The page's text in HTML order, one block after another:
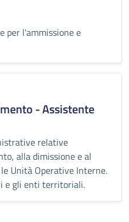
per l'ammissione e
- Assistente
relative
alla dimissione e al
Unità Operative Interne.
e gli enti territoriali.